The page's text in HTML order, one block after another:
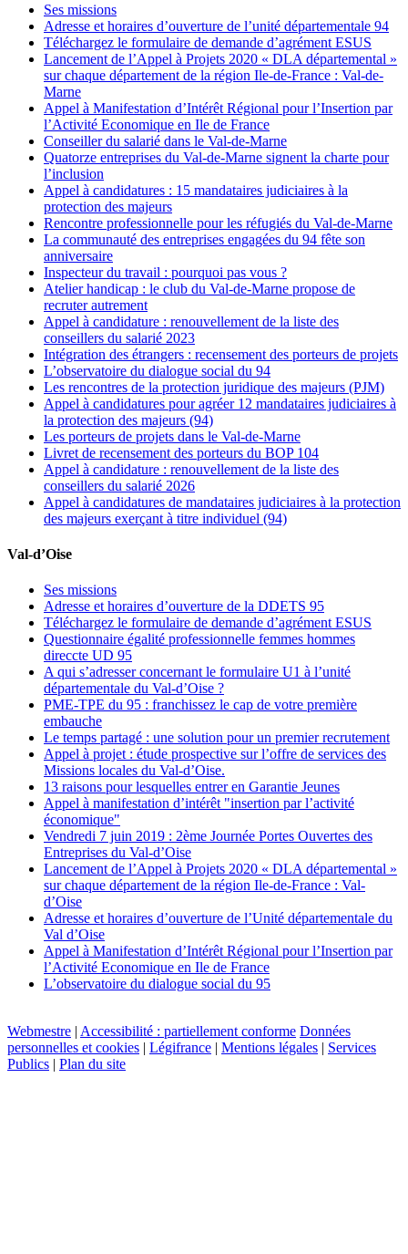
Ses missions
Adresse et horaires d’ouverture de l’unité départementale 94
Téléchargez le formulaire de demande d’agrément ESUS
Lancement de l’Appel à Projets 2020 « DLA départemental »
sur chaque département de la région Ile-de-France : Val-de-
Marne
Appel à Manifestation d’Intérêt Régional pour l’Insertion par
l’Activité Economique en Ile de France
Conseiller du salarié dans le Val-de-Marne
Quatorze entreprises du Val-de-Marne signent la charte pour
l’inclusion
Appel à candidatures : 15 mandataires judiciaires à la
protection des majeurs
Rencontre professionnelle pour les réfugiés du Val-de-Marne
La communauté des entreprises engagées du 94 fête son
anniversaire
Inspecteur du travail : pourquoi pas vous ?
Atelier handicap : le club du Val-de-Marne propose de
recruter autrement
Appel à candidature : renouvellement de la liste des
conseillers du salarié 2023
Intégration des étrangers : recensement des porteurs de projets
L’observatoire du dialogue social du 94
Les rencontres de la protection juridique des majeurs (PJM)
Appel à candidatures pour agréer 12 mandataires judiciaires à
la protection des majeurs (94)
Les porteurs de projets dans le Val-de-Marne
Livret de recensement des porteurs du BOP 104
Appel à candidature : renouvellement de la liste des
conseillers du salarié 2026
Appel à candidatures de mandataires judiciaires à la protection
des majeurs exerçant à titre individuel (94)
Val-d’Oise
Ses missions
Adresse et horaires d’ouverture de la DDETS 95
Téléchargez le formulaire de demande d’agrément ESUS
Questionnaire égalité professionnelle femmes hommes
direccte UD 95
A qui s’adresser concernant le formulaire U1 à l’unité
départementale du Val-d’Oise ?
PME-TPE du 95 : franchissez le cap de votre première
embauche
Le temps partagé : une solution pour un premier recrutement
Appel à projet : étude prospective sur l’offre de services des
Missions locales du Val-d’Oise.
13 raisons pour lesquelles entrer en Garantie Jeunes
Appel à manifestation d’intérêt "insertion par l’activité
économique"
Vendredi 7 juin 2019 : 2ème Journée Portes Ouvertes des
Entreprises du Val-d’Oise
Lancement de l’Appel à Projets 2020 « DLA départemental »
sur chaque département de la région Ile-de-France : Val-
d’Oise
Adresse et horaires d’ouverture de l’Unité départementale du
Val d’Oise
Appel à Manifestation d’Intérêt Régional pour l’Insertion par
l’Activité Economique en Ile de France
L’observatoire du dialogue social du 95
Webmestre | Accessibilité : partiellement conforme Données
personnelles et cookies | Légifrance | Mentions légales | Services
Publics | Plan du site